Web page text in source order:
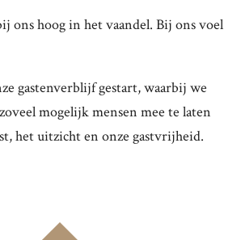
ons hoog in het vaandel. Bij ons voel
gastenverblijf gestart, waarbij we
mogelijk mensen mee te laten
het uitzicht en onze gastvrijheid.